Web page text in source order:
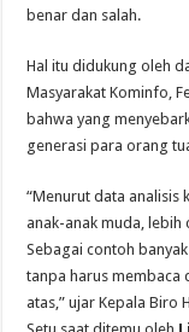
benar dan salah.
Hal itu didukung oleh
Masyarakat Kominfo,
bahwa yang
generasi para orang
“Menurut data
anak-anak muda,
Sebagai contoh
tanpa harus membaca
atas,” ujar Kepala Biro